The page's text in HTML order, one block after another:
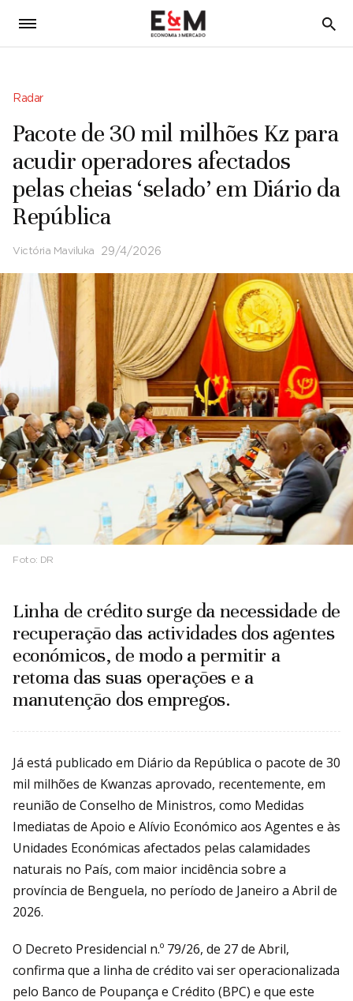
5
Radar
Pacote de 30 mil milhões Kz para
acudir operadores afectados
pelas cheias ‘selado’ em Diário da
República
Victória Maviluka 29/4/2026
Foto: DR
Linha de crédito surge da necessidade de
recuperação das actividades dos agentes
económicos, de modo a permitir a
retoma das suas operações e a
manutenção dos empregos.
Já está publicado em Diário da República o pacote de 30
mil milhões de Kwanzas aprovado, recentemente, em
reunião de Conselho de Ministros, como Medidas
Imediatas de Apoio e Alívio Económico aos Agentes e às
Unidades Económicas afectados pelas calamidades
naturais no País, com maior incidência sobre a
província de Benguela, no período de Janeiro a Abril de
2026.
O Decreto Presidencial n.º 79/26, de 27 de Abril,
confirma que a linha de crédito vai ser operacionalizada
pelo Banco de Poupança e Crédito (BPC) e que este